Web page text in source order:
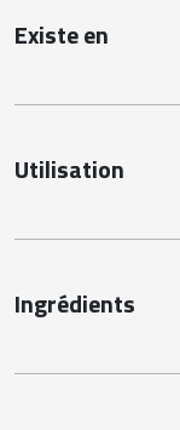
Existe en
de citron
Utilisation
ou à dipper. Idéal
d'inspiration ?
livret de 16
Ingrédients
de pois,